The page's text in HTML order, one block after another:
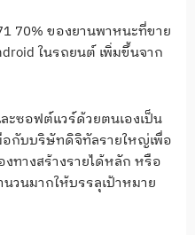
70% ของยานพาหนะที่ขาย
ในรถยนต์ เพิ่มขึ้นจาก
ะซอฟต์แวร์ด้วยตนเองเป็น
กับบริษัทดิจิทัลรายใหญ่เพื่อ
ทางสร้างรายได้หลัก หรือ
วนมากให้บรรลุเป้าหมาย